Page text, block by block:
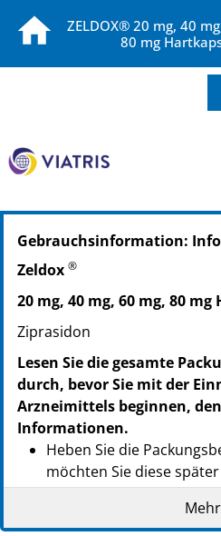
ZELDOX® 20 mg, 40
80 mg
PZN: 02583069
PPN: 110258306909
Gebrauchsinformation:
Zeldox ®
20 mg, 40 mg, 60 mg, 80
Ziprasidon
Lesen Sie die gesamte
durch, bevor Sie mit der
Arzneimittels beginnen,
Informationen.
Heben Sie die
möchten Sie diese
Wenn Sie weitere
an Ihren Arzt oder
Mehr